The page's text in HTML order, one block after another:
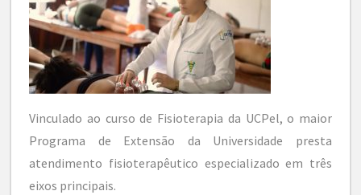
Vinculado ao curso de Fisioterapia da UCPel, o maior
Programa de Extensão da Universidade presta
atendimento fisioterapêutico especializado em três
eixos principais.